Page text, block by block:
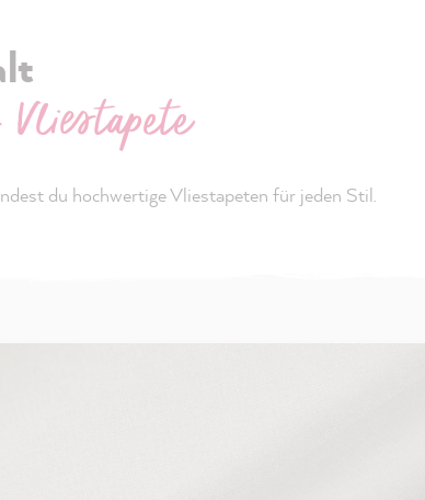
du hochwertige Vliestapeten für jeden Stil.